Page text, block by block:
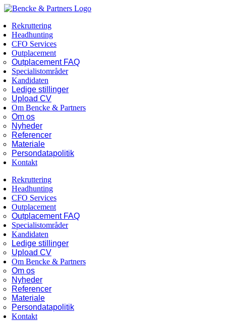
Skip
content
Facebook
LinkedIn
Rekruttering
Headhunting
CFO Services
Outplacement
Outplacement FAQ
Specialistområder
Kandidaten
Ledige stillinger
Upload CV
Om Bencke & Partners
Om os
Nyheder
Referencer
Materiale
Persondatapolitik
Kontakt
Rekruttering
Headhunting
CFO Services
Outplacement
Outplacement FAQ
Specialistområder
Kandidaten
Ledige stillinger
Upload CV
Om Bencke & Partners
Om os
Nyheder
Referencer
Materiale
Persondatapolitik
Kontakt